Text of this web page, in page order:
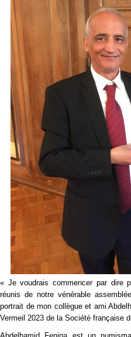
« Je voudrais commencer par dire
réunis de notre vénérable
portrait de mon collègue et ami
Vermeil 2023 de la Société française